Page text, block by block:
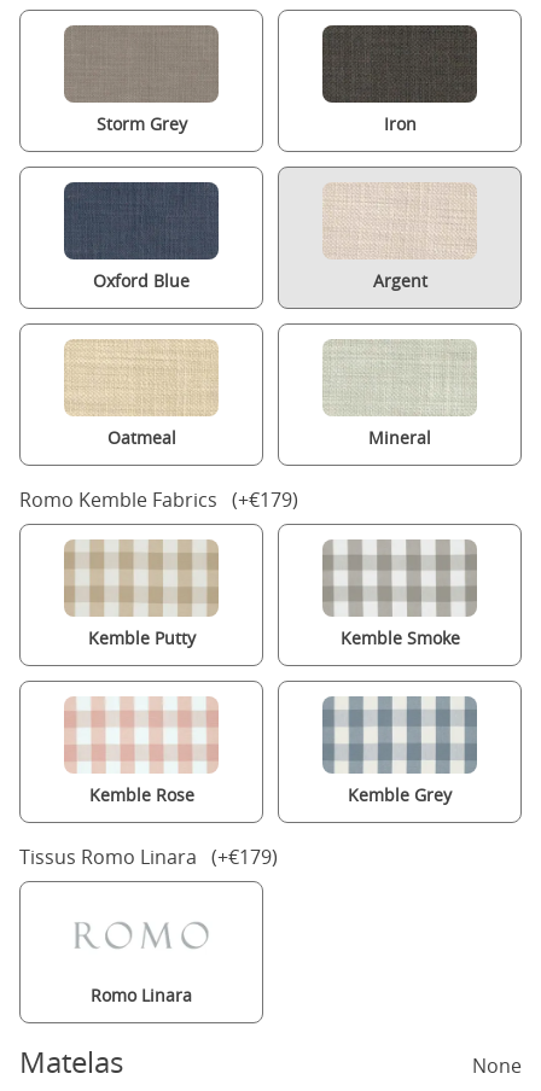
Storm Grey Iron
Oxford Blue Argent
Oatmeal Mineral
Romo Kemble Fabrics (+€179)
Kemble Putty Kemble Smoke
Kemble Rose Kemble Grey
Tissus Romo Linara (+€179)
Romo Linara
Matelas
None